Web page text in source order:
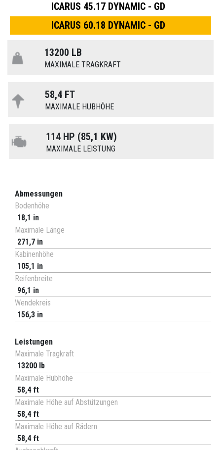
ICARUS 45.17 DYNAMIC - GD
ICARUS 60.18 DYNAMIC - GD
13200 LB
MAXIMALE TRAGKRAFT
58,4 FT
MAXIMALE HUBHÖHE
114 HP (85,1 KW)
MAXIMALE LEISTUNG
Abmessungen
Bodenhöhe
18,1 in
Maximale Länge
271,7 in
Kabinenhöhe
105,1 in
Reifenbreite
96,1 in
Wendekreis
156,3 in
Leistungen
Maximale Tragkraft
13200 lb
Maximale Hubhöhe
58,4 ft
Maximale Höhe auf Abstützungen
58,4 ft
Maximale Höhe auf Rädern
58,4 ft